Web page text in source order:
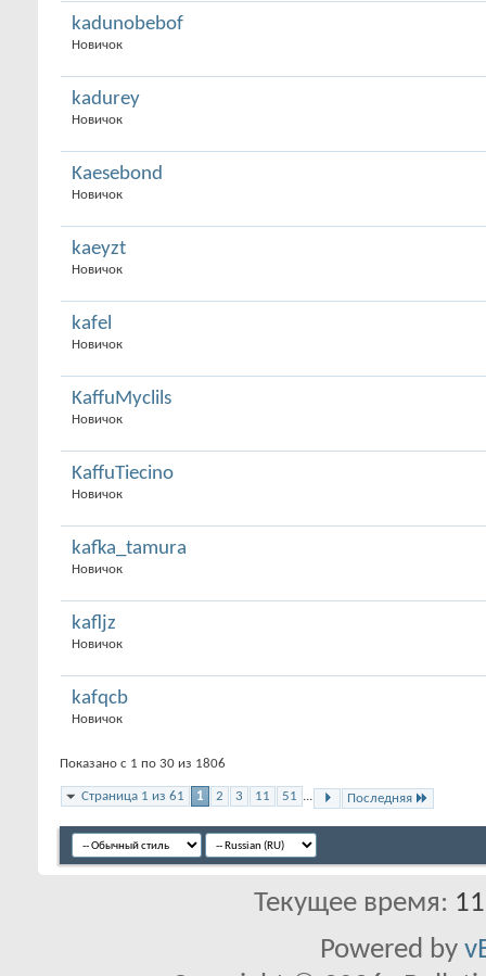
kadunobebof
Новичок
kadurey
Новичок
Kaesebond
Новичок
kaeyzt
Новичок
kafel
Новичок
KaffuMyclils
Новичок
KaffuTiecino
Новичок
kafka_tamura
Новичок
kafljz
Новичок
kafqcb
Новичок
Показано с 1 по 30 из 1806
Страница 1 из 61 1 2 3 11 51 ... Последняя
Текущее время:
Powered by